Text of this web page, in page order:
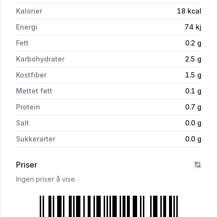
Kalorier 18 kcal
Energi
74 kj
Fett
0.2 g
Karbohydrater
2.5 g
Kostfiber
1.5 g
Mettet fett
0.1 g
Protein
0.7 g
Salt
0.0 g
Sukkerarter
0.0 g
Priser
Ingen priser å vise